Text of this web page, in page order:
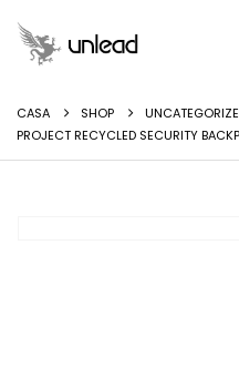
CASA SHOP
PROJECT RECYCLED SECURITY